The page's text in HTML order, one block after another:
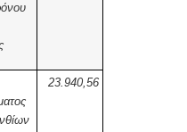
23.940,56